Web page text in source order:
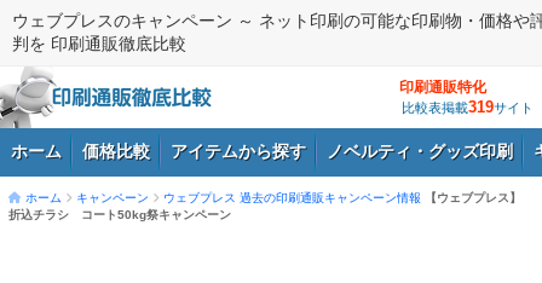
ウェブプレスのキャンペーン ～ ネット印刷の可能な印刷物・価格や
判を 印刷通販徹底比較
印刷通販特化
比較表掲載319サイト
ホーム 価格比較 アイテムから探す ノベルティ・グッズ印刷
ホーム キャンペーン ウェブプレス 過去の印刷通販キャンペーン情報
【ウェブプレス】
折込チラシ コート50kg祭キャンペーン